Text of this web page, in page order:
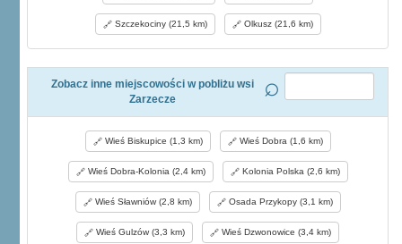
Szczekociny (21,5 km) Olkusz (21,6 km)
Zobacz inne miejscowości w pobliżu wsi
Zarzecze
Wieś Biskupice (1,3 km) Wieś Dobra (1,6 km)
Wieś Dobra-Kolonia (2,4 km) Kolonia Polska (2,6 km)
Wieś Sławniów (2,8 km) Osada Przykopy (3,1 km)
Wieś Gulzów (3,3 km) Wieś Dzwonowice (3,4 km)